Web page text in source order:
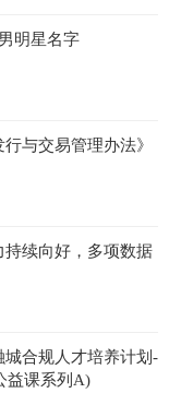
明星名字
与交易管理办法》
续向好，多项数据
城合规人才培养计划-
益课系列A)